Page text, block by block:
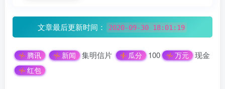
文章最后更新时间： 2020-09-30 18:01:19
腾讯 新闻 集明信片 瓜分 100 万元 现金
红包